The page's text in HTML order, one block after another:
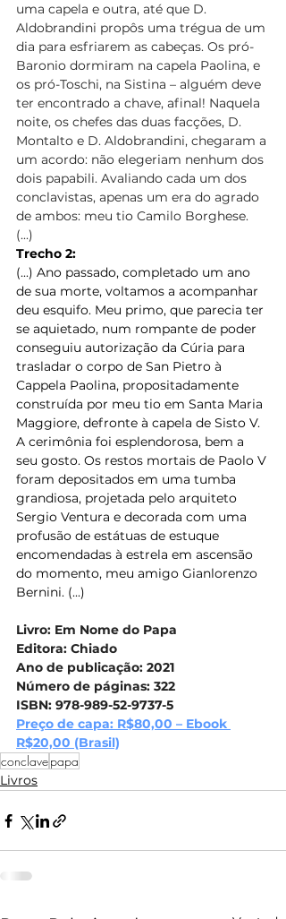
uma capela e outra, até que D.
Aldobrandini propôs uma trégua de um
dia para esfriarem as cabeças. Os pró-
Baronio dormiram na capela Paolina, e
os pró-Toschi, na Sistina – alguém deve
ter encontrado a chave, afinal! Naquela
noite, os chefes das duas facções, D.
Montalto e D. Aldobrandini, chegaram a
um acordo: não elegeriam nenhum dos
dois papabili. Avaliando cada um dos
conclavistas, apenas um era do agrado
de ambos: meu tio Camilo Borghese.
(...)
Trecho 2:
(...) Ano passado, completado um ano
de sua morte, voltamos a acompanhar
deu esquifo. Meu primo, que parecia ter
se aquietado, num rompante de poder
conseguiu autorização da Cúria para
trasladar o corpo de San Pietro à
Cappela Paolina, propositadamente
construída por meu tio em Santa Maria
Maggiore, defronte à capela de Sisto V.
A cerimônia foi esplendorosa, bem a
seu gosto. Os restos mortais de Paolo V
foram depositados em uma tumba
grandiosa, projetada pelo arquiteto
Sergio Ventura e decorada com uma
profusão de estátuas de estuque
encomendadas à estrela em ascensão
do momento, meu amigo Gianlorenzo
Bernini. (...)
Livro: Em Nome do Papa
Editora: Chiado
Ano de publicação: 2021
Número de páginas: 322
ISBN: 978-989-52-9737-5
Preço de capa: R$80,00 – Ebook
R$20,00 (Brasil)
conclavepapa
Livros